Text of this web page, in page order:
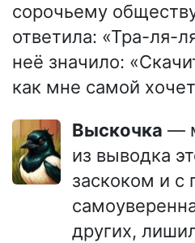
сорочьему
ответила: «Тра-ля-
неё значило:
как мне самой
Выскочка —
из выводка
заскоком и с
других,